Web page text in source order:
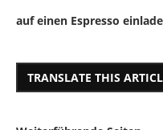
auf einen Espresso
TRANSLATE THIS